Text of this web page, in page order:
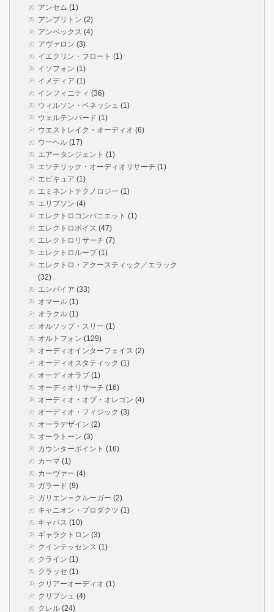
アンセム (1)
アンプリトン (2)
アンペックス (4)
アヴァロン (3)
イエクリン・フロート (1)
イソフォン (1)
イメディア (1)
インフィニティ (36)
ウィルソン・ベネッシュ (1)
ウェルテンパード (1)
ウエストレイク・オーディオ (6)
ウーヘル (17)
エアータンジェント (1)
エソテリック・オーディオリサーチ (1)
エピキュア (1)
エミネントテクノロジー (1)
エリプソン (4)
エレクトロコンパニエット (1)
エレクトロボイス (47)
エレクトロリサーチ (7)
エレクトロルーブ (1)
エレクトロ・アクースティック／エラック
(32)
エンパイア (33)
オマール (1)
オラクル (1)
オルソップ・スリー (1)
オルトフォン (129)
オーディオインターフェイス (2)
オーディオスタティック (1)
オーディオラブ (1)
オーディオリサーチ (16)
オーディオ・オブ・オレゴン (4)
オーディオ・フィジック (3)
オーラデザイン (2)
オーラトーン (3)
カウンターポイント (16)
カーマ (1)
カーヴァー (4)
ガラード (9)
ガリエン＝クルーガー (2)
キャニオン・プロダクツ (1)
キャバス (10)
ギャラクトロン (3)
クインテッセンス (1)
クライン (1)
クラッセ (1)
クリアーオーディオ (1)
クリプシュ (4)
クレル (24)